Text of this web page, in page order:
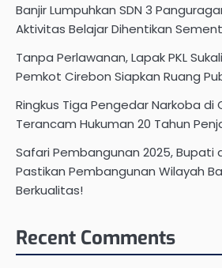
Banjir Lumpuhkan SDN 3
Aktivitas Belajar Dihentikan
Tanpa Perlawanan, Lapak PKL
Pemkot Cirebon Siapkan Ruang
Ringkus Tiga Pengedar Narkoba di
Terancam Hukuman 20 Tahun
Safari Pembangunan 2025, Bupati
Pastikan Pembangunan Wilayah
Berkualitas!
Recent Comments